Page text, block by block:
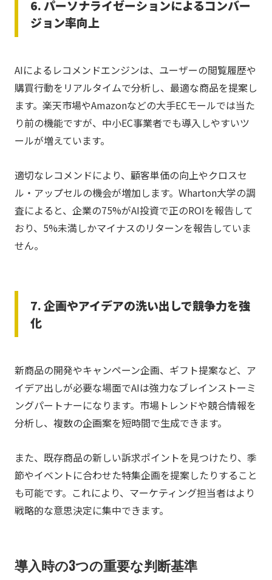
6. パーソナライゼーションによるコンバー
ジョン率向上
AIによるレコメンドエンジンは、ユーザーの閲覧履歴や
購買行動をリアルタイムで分析し、最適な商品を提案し
ます。楽天市場やAmazonなどの大手ECモールでは当た
り前の機能ですが、中小EC事業者でも導入しやすいツ
ールが増えています。
適切なレコメンドにより、顧客単価の向上やクロスセ
ル・アップセルの機会が増加します。Wharton大学の調
査によると、企業の75%がAI投資で正のROIを報告して
おり、5%未満しかマイナスのリターンを報告していま
せん。
7. 企画やアイデアの洗い出しで競争力を強
化
新商品の開発やキャンペーン企画、ギフト提案など、ア
イデア出しが必要な場面でAIは強力なブレインストーミ
ングパートナーになります。市場トレンドや競合情報を
分析し、複数の企画案を短時間で生成できます。
また、既存商品の新しい訴求ポイントを見つけたり、季
節やイベントに合わせた特集企画を提案したりすること
も可能です。これにより、マーケティング担当者はより
戦略的な意思決定に集中できます。
導入時の3つの重要な判断基準